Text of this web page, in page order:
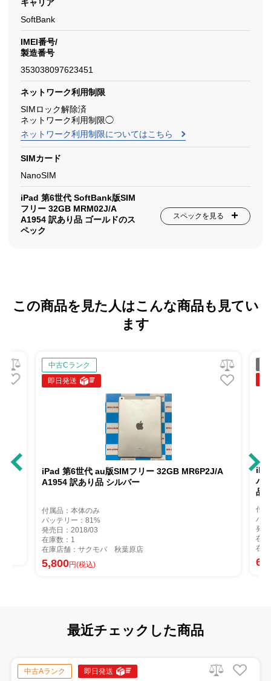
キャリア
SoftBank
IMEI番号/
製造番号
353038097623451
ネットワーク利用制限
SIMロック解除済
ネットワーク利用制限◯
ネットワーク利用制限についてはこちら
SIMカード
NanoSIM
iPad 第6世代 SoftBank版SIM
フリー 32GB MRM02J/A
A1954 訳あり品 ゴールドのス
ペック
スペックを見る
この商品を見た人はこんな商品も見てい
ます
中古Cランク
即日発送
iPad 第6世代 au版SIMフリー 32GB MR6P2J/A
A1954 訳あり品 シルバー
付属品：本体のみ
バッテリー：81%
発売日：2018/03
在庫数：1
在庫店舗：サクモバ 秋葉原店
5,800円(税込)
バ
品
付
バ
発
在
在
最近チェックした商品
中古Aランク 即日発送